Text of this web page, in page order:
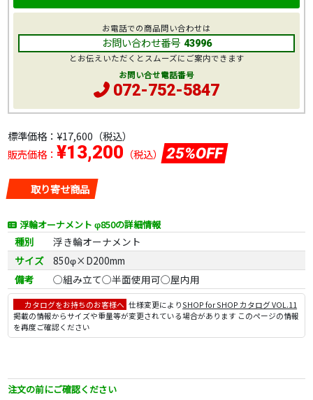
標準価格： ¥17,600 （税込）
販売価格： ¥13,200 （税込） 25%OFF
取り寄せ商品
浮輪オーナメント φ850の詳細情報
種別
浮き輪オーナメント
サイズ
850φ×D200mm
備考
◯組み立て◯半面使用可◯屋内用
カタログをお持ちのお客様へ 仕様変更によりSHOP for SHOP カタログ VOL.11
掲載の情報からサイズや重量等が変更されている場合があります このページの情報
を再度ご確認ください
お電話での商品問い合わせは
お問い合わせ番号 43996
とお伝えいただくとスムーズにご案内できます
お問い合せ電話番号
072-752-5847
注文の前にご確認ください